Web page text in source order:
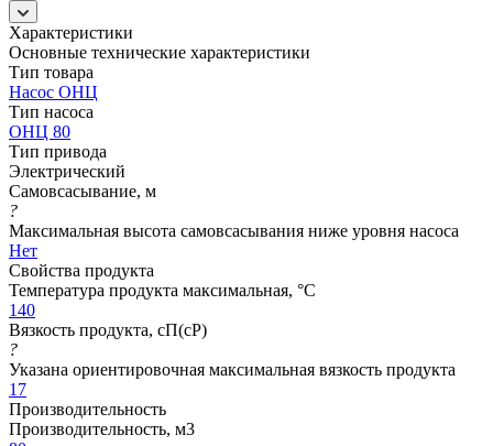
Характеристики
Основные технические характеристики
Тип товара
Насос ОНЦ
Тип насоса
ОНЦ 80
Тип привода
Электрический
Самовсасывание, м
?
Максимальная высота самовсасывания ниже уровня насоса
Нет
Свойства продукта
Температура продукта максимальная, °C
140
Вязкость продукта, сП(cP)
?
Указана ориентировочная максимальная вязкость продукта
17
Производительность
Производительность, м3